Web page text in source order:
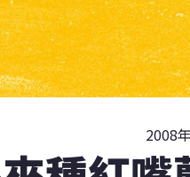
2008